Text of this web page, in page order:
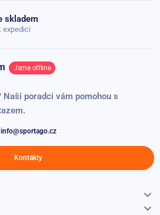
skladem
expedici
Jsme offline
Naši poradci vám pomohou s
info@sportago.cz
Kontakty